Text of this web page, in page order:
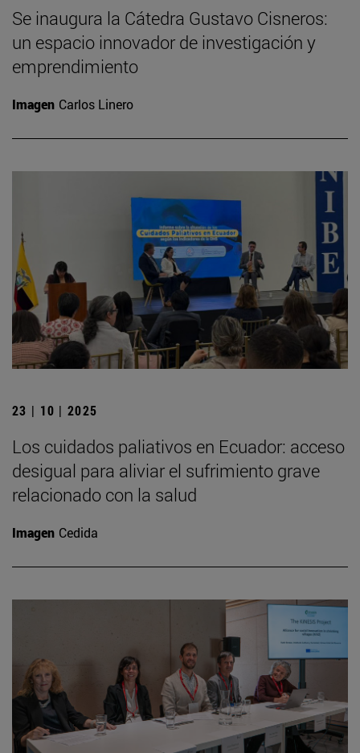
Se inaugura la Cátedra Gustavo Cisneros:
un espacio innovador de investigación y
emprendimiento
Imagen Carlos Linero
23 | 10 | 2025
Los cuidados paliativos en Ecuador: acceso
desigual para aliviar el sufrimiento grave
relacionado con la salud
Imagen Cedida